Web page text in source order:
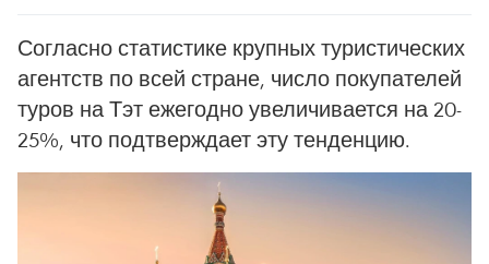
Согласно статистике крупных туристических
агентств по всей стране, число покупателей
туров на Тэт ежегодно увеличивается на 20-
25%, что подтверждает эту тенденцию.